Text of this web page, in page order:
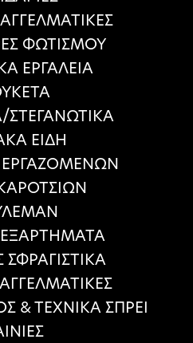
ΦΩΤΙΣΜΟΥ
ΕΡΓΑΛΕΙΑ
ΕΙΔΗ
ΕΡΓΑΖΟΜΕΝΩΝ
ΕΞΑΡΤΗΜΑΤΑ
ΣΦΡΑΓΙΣΤΙΚΑ
& ΤΕΧΝΙΚΑ ΣΠΡΕΙ